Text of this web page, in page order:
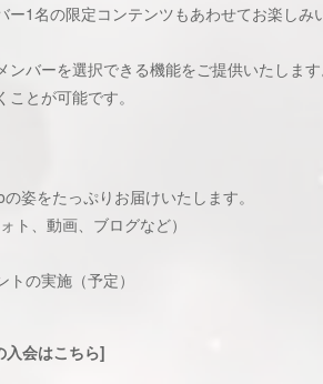
1名の限定コンテンツもあわせてお楽しみ
バーを選択できる機能をご提供いたしま
とが可能です。
姿をたっぷりお届けいたします。
ト、動画、ブログなど）
の実施（予定）
会はこちら]